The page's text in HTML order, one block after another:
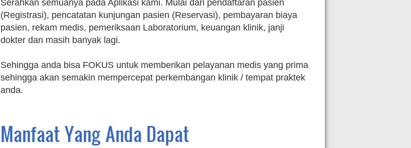
Serahkan semuanya pada Aplikasi kami. Mulai dari pendaftaran pasien
(Registrasi), pencatatan kunjungan pasien (Reservasi), pembayaran biaya
pasien, rekam medis, pemeriksaan Laboratorium, keuangan klinik, janji
dokter dan masih banyak lagi.
Sehingga anda bisa FOKUS untuk memberikan pelayanan medis yang prima
sehingga akan semakin mempercepat perkembangan klinik / tempat praktek
anda.
Manfaat Yang Anda Dapat